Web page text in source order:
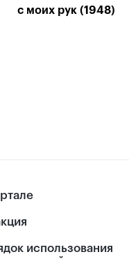
с моих рук (1948)
использования